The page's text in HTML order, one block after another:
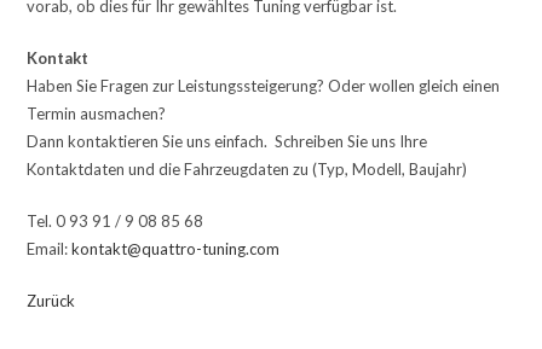
vorab, ob dies für Ihr gewähltes Tuning verfügbar ist.
Kontakt
Haben Sie Fragen zur Leistungssteigerung? Oder wollen gleich einen
Termin ausmachen?
Dann kontaktieren Sie uns einfach. Schreiben Sie uns Ihre
Kontaktdaten und die Fahrzeugdaten zu (Typ, Modell, Baujahr)
Tel. 0 93 91 / 9 08 85 68
Email:kontakt@quattro-tuning.com
Zurück